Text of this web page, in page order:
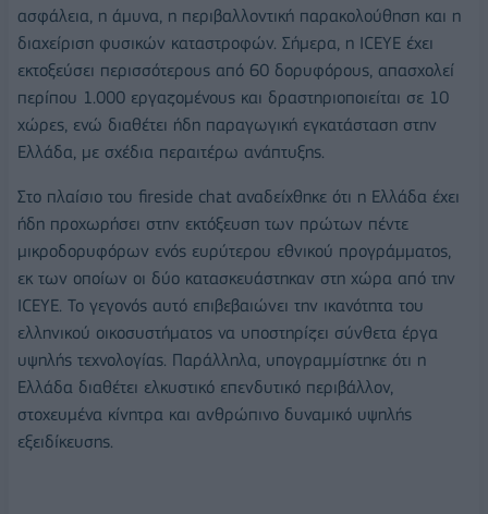
ασφάλεια, η άμυνα, η περιβαλλοντική παρακολούθηση και η
διαχείριση φυσικών καταστροφών. Σήμερα, η ICEYE έχει
εκτοξεύσει περισσότερους από 60 δορυφόρους, απασχολεί
περίπου 1.000 εργαζομένους και δραστηριοποιείται σε 10
χώρες, ενώ διαθέτει ήδη παραγωγική εγκατάσταση στην
Ελλάδα, με σχέδια περαιτέρω ανάπτυξης.
Στο πλαίσιο του fireside chat αναδείχθηκε ότι η Ελλάδα έχει
ήδη προχωρήσει στην εκτόξευση των πρώτων πέντε
μικροδορυφόρων ενός ευρύτερου εθνικού προγράμματος,
εκ των οποίων οι δύο κατασκευάστηκαν στη χώρα από την
ICEYE. Το γεγονός αυτό επιβεβαιώνει την ικανότητα του
ελληνικού οικοσυστήματος να υποστηρίζει σύνθετα έργα
υψηλής τεχνολογίας. Παράλληλα, υπογραμμίστηκε ότι η
Ελλάδα διαθέτει ελκυστικό επενδυτικό περιβάλλον,
στοχευμένα κίνητρα και ανθρώπινο δυναμικό υψηλής
εξειδίκευσης.